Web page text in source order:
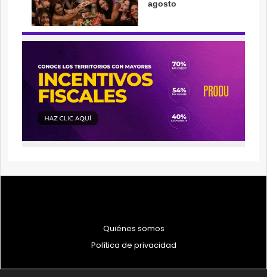
Quiénes somos
Política de privacidad